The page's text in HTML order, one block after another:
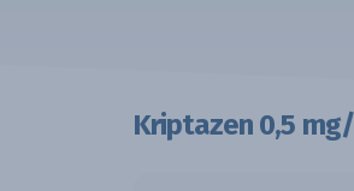
Kriptazen 0,5